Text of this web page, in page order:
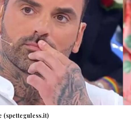
(spetteguless.it)